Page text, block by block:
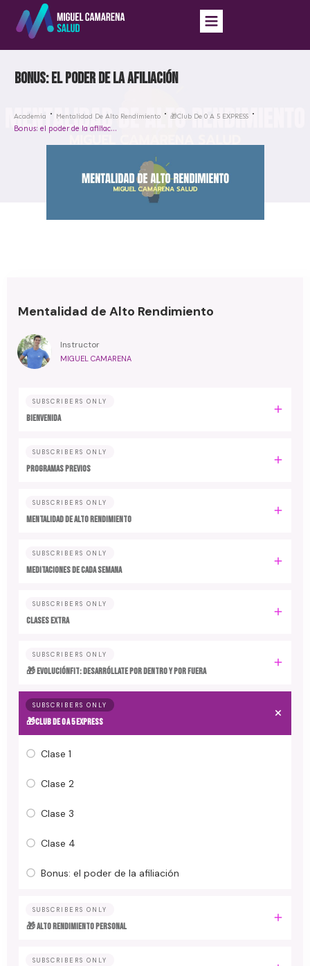
Bonus: el poder de la afiliación
Academia Mentalidad De Alto Rendimiento 🎁Club De 0 A 5 EXPRESS
Bonus: el poder de la afiliación
Mentalidad de Alto Rendimiento
Instructor
MIGUEL CAMARENA
SUBSCRIBERS ONLY
BIENVENIDA
SUBSCRIBERS ONLY
PROGRAMAS PREVIOS
SUBSCRIBERS ONLY
MENTALIDAD DE ALTO RENDIMIENTO
SUBSCRIBERS ONLY
MEDITACIONES DE CADA SEMANA
SUBSCRIBERS ONLY
CLASES EXTRA
SUBSCRIBERS ONLY
🎁 EvoluciónFit: desarróllate por dentro y por fuera
SUBSCRIBERS ONLY
🎁Club de 0 a 5 EXPRESS
Clase 1
Clase 2
Clase 3
Clase 4
Bonus: el poder de la afiliación
SUBSCRIBERS ONLY
🎁 ALTO RENDIMIENTO PERSONAL
SUBSCRIBERS ONLY